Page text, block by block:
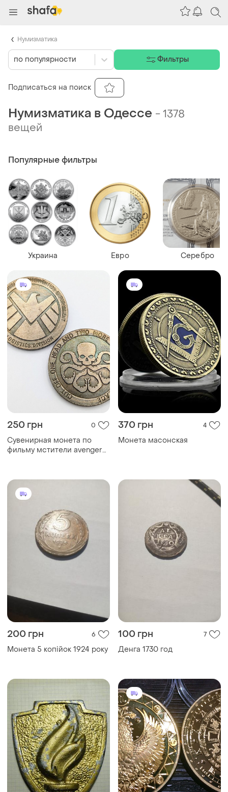
Нумизматика в Одессе -1378
вещей
250 грн 0
Сувенирная монета по
фильму мстители avengers
marvel капитан америка
370 грн 4
Монета масонская
200 грн 6
Монета 5 копiйок 1924 року
100 грн 7
Денга 1730 год
Популярные фильтры
Украина Евро Серебро
по популярности Фильтры
Подписаться на поиск
Нумизматика